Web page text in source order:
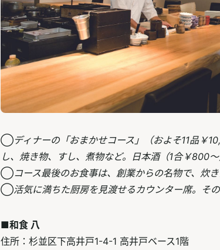
◯ディナーの「おまかせコース」（およそ11品￥
し、焼き物、すし、煮物など。日本酒（1合￥800～
◯コース最後のお食事は、創業からの名物で、炊
◯活気に満ちた厨房を見渡せるカウンター席。そ
■和食 八
住所：杉並区下高井戸1-4-1 高井戸ベース1階